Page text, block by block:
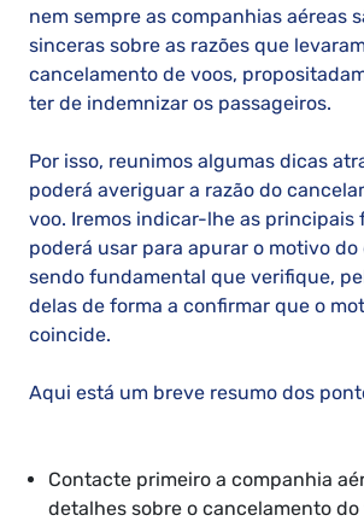
nem sempre as companhias aéreas
sinceras sobre as razões que
cancelamento de voos,
ter de indemnizar os passageiros.
Por isso, reunimos algumas dicas
poderá averiguar a razão do
voo. Iremos indicar-lhe as principais
poderá usar para apurar o motivo
sendo fundamental que verifique,
delas de forma a confirmar que o
coincide.
Aqui está um breve resumo dos
Contacte primeiro a companhia
detalhes sobre o cancelamento do